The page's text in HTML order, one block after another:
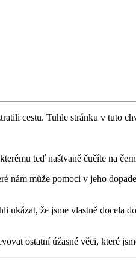
cestu. Tuhle stránku v tuto
teď naštvaně čučíte na
nám může pomoci v jeho
ukázat, že jsme vlastně docela
ostatní úžasné věci, které